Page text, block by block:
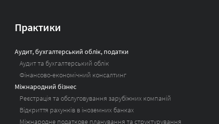
Практики
Аудит, бухгалтерський облік, податки
Аудит та бухгалтерський облік
Фінансово-економічний консалтинг
Міжнародний бізнес
Реєстрація та обслуговування зарубіжних компаній
Відкриття рахунків в іноземних банках
Міжнародне податкове планування та структурування